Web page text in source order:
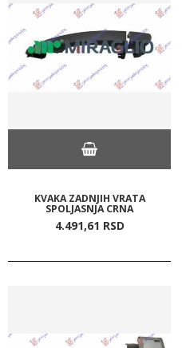
KVAKA ZADNJIH VRATA
SPOLJASNJA CRNA
4.491,61 RSD